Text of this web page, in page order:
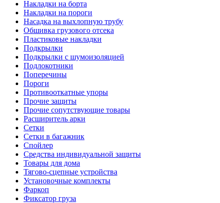
Накладки на борта
Накладки на пороги
Насадка на выхлопную трубу
Обшивка грузового отсека
Пластиковые накладки
Подкрылки
Подкрылки с шумоизоляцией
Подлокотники
Поперечины
Пороги
Противооткатные упоры
Прочие защиты
Прочие сопутствующие товары
Расширитель арки
Сетки
Сетки в багажник
Спойлер
Средства индивидуальной защиты
Товары для дома
Тягово-сцепные устройства
Установочные комплекты
Фаркоп
Фиксатор груза